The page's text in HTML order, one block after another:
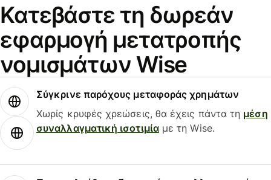
Κατεβάστε τη δωρεάν
εφαρμογή μετατροπής
νομισμάτων Wise
Σύγκρινε παρόχους μεταφοράς χρημάτων
Χωρίς κρυφές χρεώσεις, θα έχεις πάντα τη μέση
συναλλαγματική ισοτιμίαμε τη Wise.